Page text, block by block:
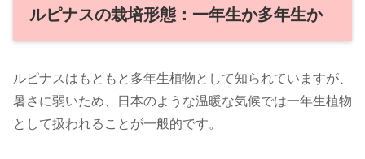
ルピナスの栽培形態：一年生か多年生か
ルピナスはもともと多年生植物として知られていますが、
暑さに弱いため、日本のような温暖な気候では一年生植物
として扱われることが一般的です。